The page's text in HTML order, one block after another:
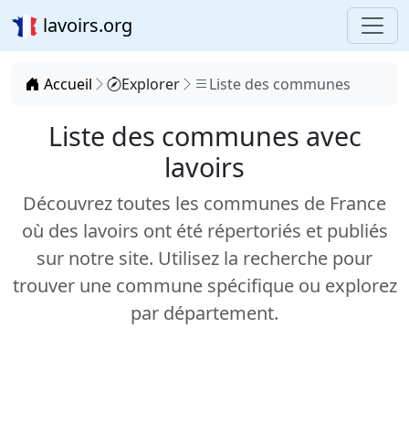
lavoirs.org
Accueil Explorer Liste des communes
Liste des communes avec
lavoirs
Découvrez toutes les communes de France
où des lavoirs ont été répertoriés et publiés
sur notre site. Utilisez la recherche pour
trouver une commune spécifique ou explorez
par département.